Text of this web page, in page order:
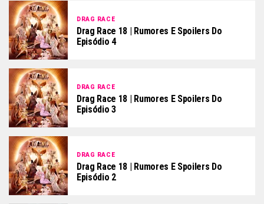
DRAG RACE
Drag Race 18 | Rumores E Spoilers Do
Episódio 4
DRAG RACE
Drag Race 18 | Rumores E Spoilers Do
Episódio 3
DRAG RACE
Drag Race 18 | Rumores E Spoilers Do
Episódio 2